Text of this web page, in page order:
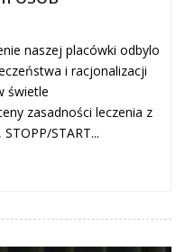
naszej placówki odbylo
i racjonalizacji
świetle
zasadności leczenia z
START...